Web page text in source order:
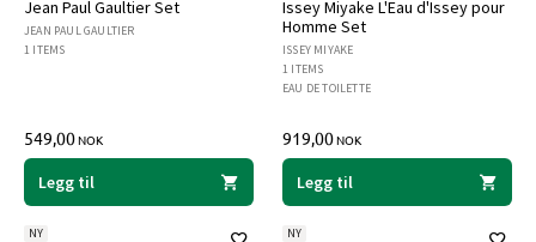
Jean Paul Gaultier Set
JEAN PAUL GAULTIER
1 ITEMS
549,00NOK
Legg til
Issey Miyake L'Eau d'Issey pour
Homme Set
ISSEY MIYAKE
1 ITEMS
EAU DE TOILETTE
919,00NOK
Legg til
NY NY